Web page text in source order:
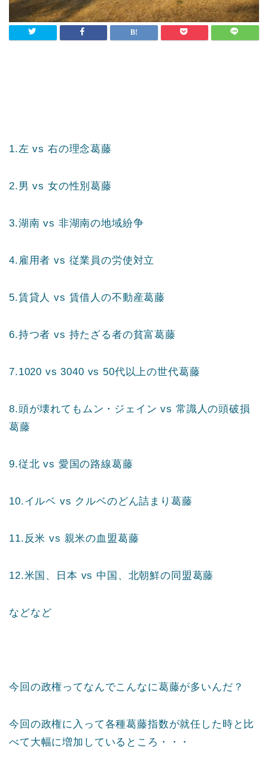
1.左 vs 右の理念葛藤
2.男 vs 女の性別葛藤
3.湖南 vs 非湖南の地域紛争
4.雇用者 vs 従業員の労使対立
5.賃貸人 vs 賃借人の不動産葛藤
6.持つ者 vs 持たざる者の貧富葛藤
7.1020 vs 3040 vs 50代以上の世代葛藤
8.頭が壊れてもムン・ジェイン vs 常識人の頭破損
葛藤
9.従北 vs 愛国の路線葛藤
10.イルベ vs クルベのどん詰まり葛藤
11.反米 vs 親米の血盟葛藤
12.米国、日本 vs 中国、北朝鮮の同盟葛藤
などなど
今回の政権ってなんでこんなに葛藤が多いんだ？
今回の政権に入って各種葛藤指数が就任した時と比
べて大幅に増加しているところ・・・